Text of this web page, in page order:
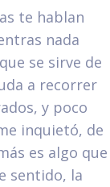
te hablan
nada
se sirve de
a recorrer
y poco
inquietó, de
es algo que
sentido, la